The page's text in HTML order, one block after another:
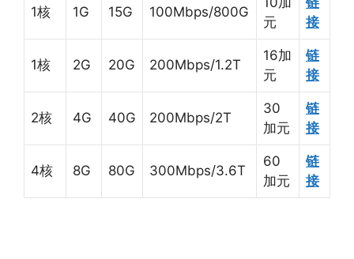
1核 1G 15G 100Mbps/800G
元
接
1核 2G 20G 200Mbps/1.2T
16加
元
链
接
2核 4G 40G 200Mbps/2T
30
加元
链
接
4核 8G 80G 300Mbps/3.6T
60
加元
链
接